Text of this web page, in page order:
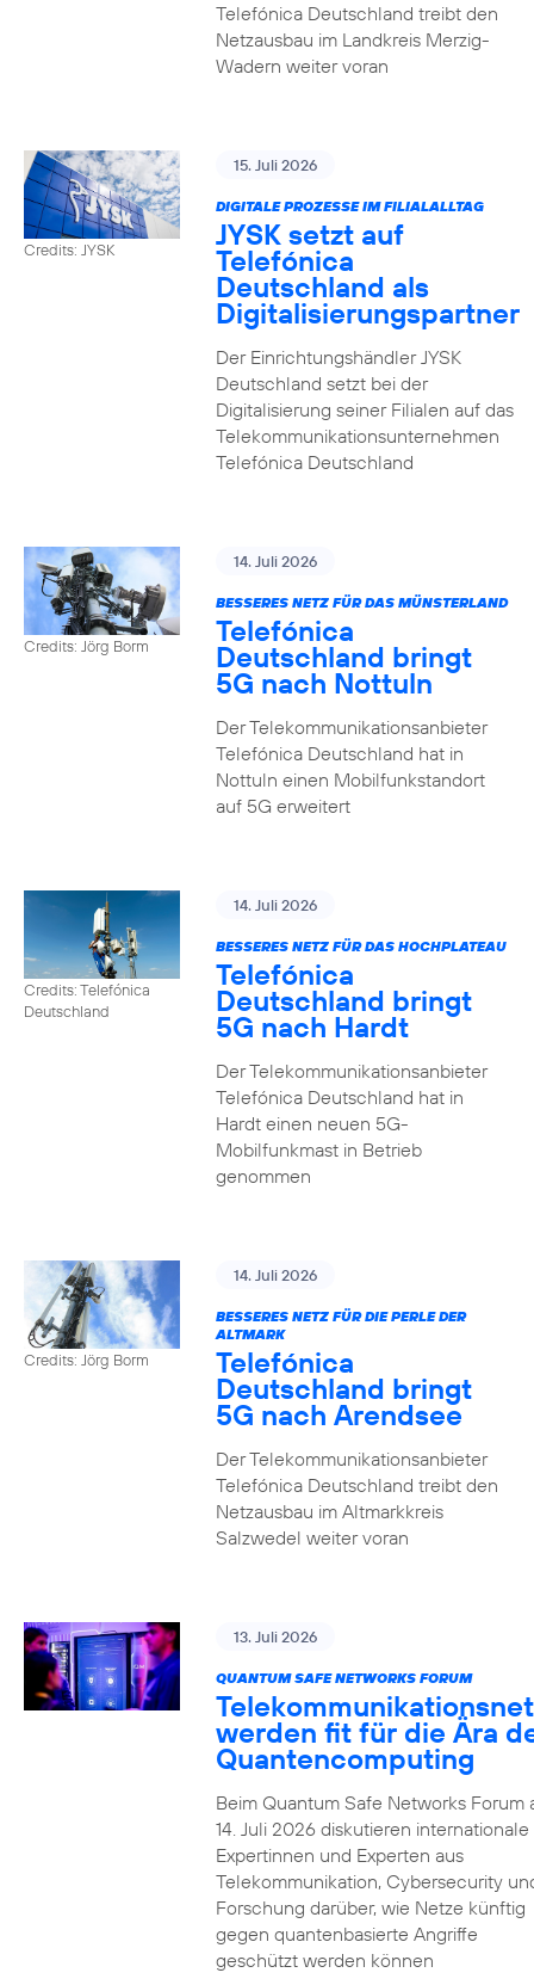
Telefónica Deutschland treibt den
Netzausbau im Landkreis Merzig-
Wadern weiter voran
Credits: JYSK
15. Juli 2026
DIGITALE PROZESSE IM FILIALALLTAG
JYSK setzt auf
Telefónica
Deutschland als
Digitalisierungspartner
Der Einrichtungshändler JYSK
Deutschland setzt bei der
Digitalisierung seiner Filialen auf das
Telekommunikationsunternehmen
Telefónica Deutschland
Credits: Jörg Borm
14. Juli 2026
BESSERES NETZ FÜR DAS MÜNSTERLAND
Telefónica
Deutschland bringt
5G nach Nottuln
Der Telekommunikationsanbieter
Telefónica Deutschland hat in
Nottuln einen Mobilfunkstandort
auf 5G erweitert
Credits: Telefónica
Deutschland
14. Juli 2026
BESSERES NETZ FÜR DAS HOCHPLATEAU
Telefónica
Deutschland bringt
5G nach Hardt
Der Telekommunikationsanbieter
Telefónica Deutschland hat in
Hardt einen neuen 5G-
Mobilfunkmast in Betrieb
genommen
Credits: Jörg Borm
14. Juli 2026
BESSERES NETZ FÜR DIE PERLE DER
ALTMARK
Telefónica
Deutschland bringt
5G nach Arendsee
Der Telekommunikationsanbieter
Telefónica Deutschland treibt den
Netzausbau im Altmarkkreis
Salzwedel weiter voran
13. Juli 2026
QUANTUM SAFE NETWORKS FORUM
werden fit für die Ära
Quantencomputing
Beim Quantum Safe Networks Forum
14. Juli 2026 diskutieren internationale
Expertinnen und Experten aus
Telekommunikation, Cybersecurity
Forschung darüber, wie Netze künftig
gegen quantenbasierte Angriffe
geschützt werden können